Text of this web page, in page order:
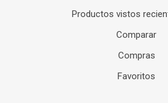
Productos vistos
Comparar
Compras
Favoritos